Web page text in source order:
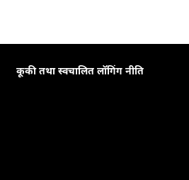
कूकी तथा स्वचालित लॉगिंग नीति